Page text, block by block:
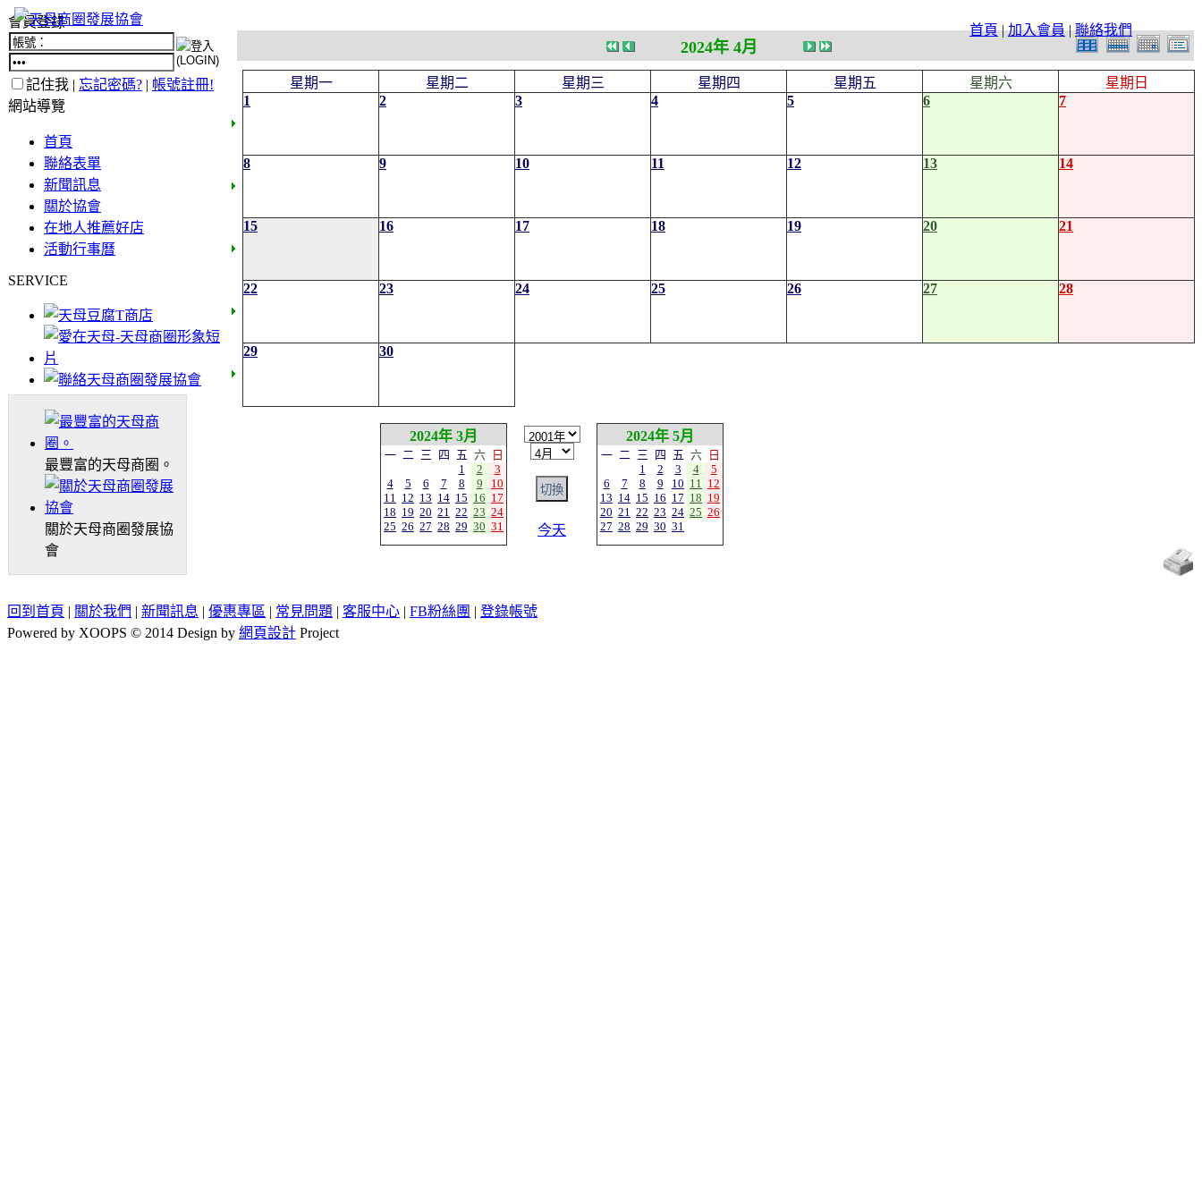
首頁|加入會員|聯絡我們
會員登錄
記住我 | 忘記密碼? | 帳號註冊!
網站導覽
首頁
聯絡表單
新聞訊息
關於協會
在地人推薦好店
活動行事曆
SERVICE
最豐富的天母商圈。
關於天母商圈發展協
會
2024年 4月
星期一 星期二 星期三 星期四 星期五 星期六
星期日
1
2 3 4 5 6 7
8 9 10 11 12 13 14
15 16 17 18 19 20 21
22 23 24 25 26 27 28
29 30
2024年 3月
一 二 三 四 五 六
日
1
2
3
4
5 6 7 8 9
10
11 12 13 14 15 16 17
18 19 20 21 22 23 24
25 26 27 28 29 30 31 今天
2024年 5月
一 二 三 四 五 六
日
1
2 3 4
5
6
7 8 9 10 11 12
13 14 15 16 17 18 19
20 21 22 23 24 25 26
27 28 29 30 31
回到首頁 | 關於我們 | 新聞訊息 | 優惠專區 | 常見問題 | 客服中心 | FB粉絲團 | 登錄帳號
Powered by XOOPS © 2014 Design by 網頁設計 Project